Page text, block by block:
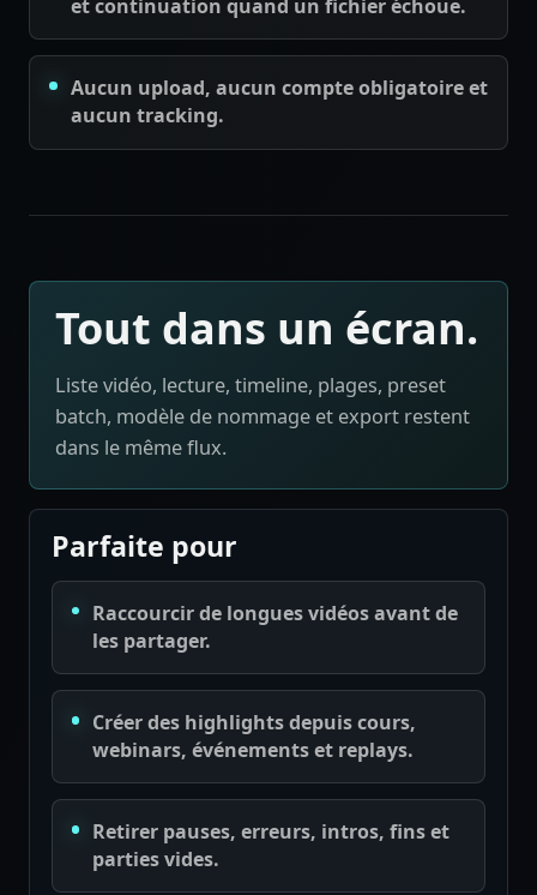
et continuation quand un fichier échoue.
Aucun upload, aucun compte obligatoire et
aucun tracking.
Tout dans un écran.
Liste vidéo, lecture, timeline, plages, preset
batch, modèle de nommage et export restent
dans le même flux.
Parfaite pour
Raccourcir de longues vidéos avant de
les partager.
Créer des highlights depuis cours,
webinars, événements et replays.
Retirer pauses, erreurs, intros, fins et
parties vides.